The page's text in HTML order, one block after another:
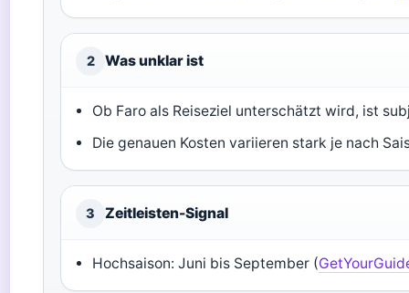
2 Was unklar ist
Ob Faro als Reiseziel unterschätzt wird, ist
Die genauen Kosten variieren stark je nach
3 Zeitleisten-Signal
Hochsaison: Juni bis September (